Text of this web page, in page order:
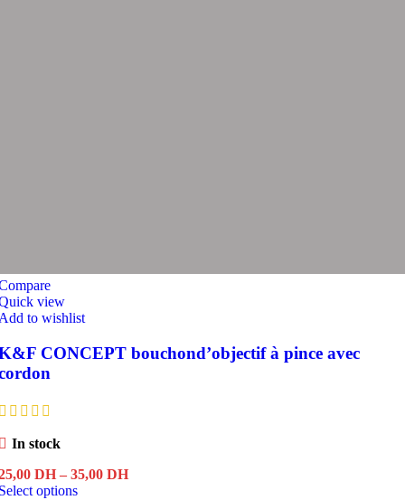
view
to wishlist
CONCEPT bouchond’objectif à pince avec
In stock
DH – 35,00 DHPrice
optionsThis